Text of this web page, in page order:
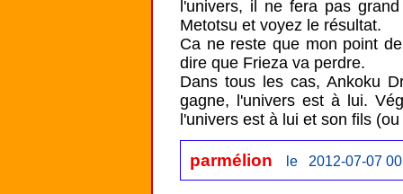
l'univers, il ne fera pas
Metotsu et voyez le résultat.
Ca ne reste que mon point
dire que Frieza va perdre.
Dans tous les cas, Ankoku
gagne, l'univers est à lui.
l'univers est à lui et son fils
parmélion le 2012-07-07